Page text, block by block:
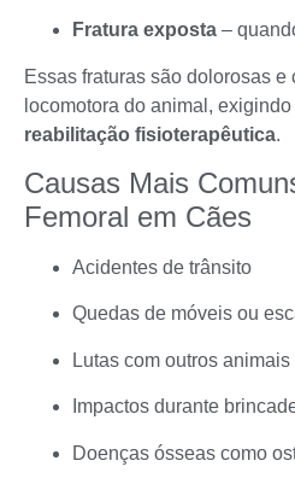
Fratura exposta –
Essas fraturas são dolorosas e
locomotora do animal, exigindo
reabilitação fisioterapêutica.
Causas Mais
Femoral em Cães
Acidentes de trânsito
Quedas de móveis ou
Lutas com outros animais
Impactos durante
Doenças ósseas como